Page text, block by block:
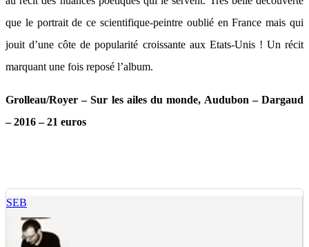
que le portrait de ce scientifique-peintre oublié en France mais qui
jouit d’une côte de popularité croissante aux Etats-Unis ! Un récit
marquant une fois reposé l’album.
Grolleau/Royer – Sur les ailes du monde, Audubon – Dargaud
– 2016 – 21 euros
SEB